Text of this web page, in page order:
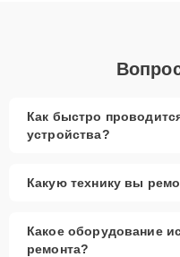
Как быстро
устройства?
Какую технику вы
Какое оборудование
ремонта?